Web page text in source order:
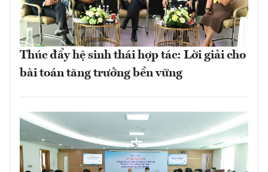
Thúc đẩy hệ sinh thái hợp tác: Lời giải cho
bài toán tăng trưởng bền vững